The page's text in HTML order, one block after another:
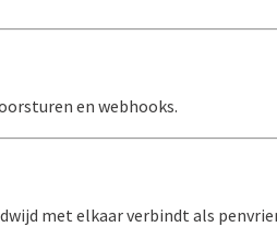
en webhooks.
met elkaar verbindt als